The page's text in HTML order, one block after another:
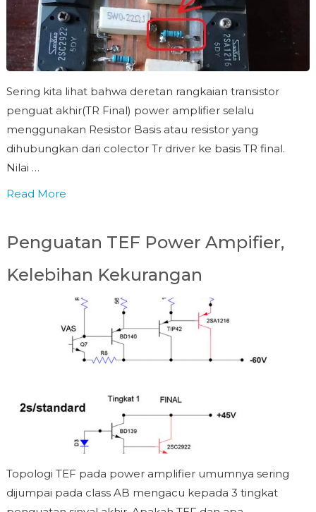
Sering kita lihat bahwa deretan rangkaian transistor
penguat akhir(TR Final) power amplifier selalu
menggunakan Resistor Basis atau resistor yang
dihubungkan dari colector Tr driver ke basis TR final.
Nilai …
Read More
Penguatan TEF Power Ampifier,
Kelebihan Kekurangan
Topologi TEF pada power amplifier umumnya sering
dijumpai pada class AB mengacu kepada 3 tingkat